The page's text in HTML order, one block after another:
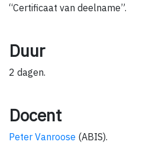
“Certificaat van deelname”.
Duur
2 dagen.
Docent
Peter Vanroose (ABIS).